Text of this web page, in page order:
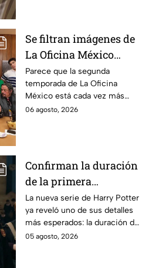
Se filtran imágenes de
La Oficina México
temporada 2 y un
detalle desata teorías
entre los fans
Parece que la segunda
temporada de La Oficina
México está cada vez más
cerca, pues el elenco ya se
06 agosto, 2026
Confirman la duración
de la primera
temporada de Harry
Potter y emocionará a
los fans de los libros
La nueva serie de Harry Potter
ya reveló uno de sus detalles
más esperados: la duración de
la primera temporada basada
05 agosto, 2026